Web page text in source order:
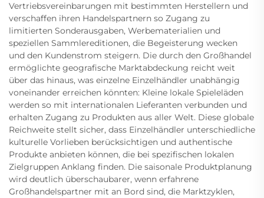
Vertriebsvereinbarungen mit bestimmten Herstellern und
verschaffen ihren Handelspartnern so Zugang zu
limitierten Sonderausgaben, Werbematerialien und
speziellen Sammlereditionen, die Begeisterung wecken
und den Kundenstrom steigern. Die durch den Großhandel
ermöglichte geografische Marktabdeckung reicht weit
über das hinaus, was einzelne Einzelhändler unabhängig
voneinander erreichen könnten: Kleine lokale Spieleläden
werden so mit internationalen Lieferanten verbunden und
erhalten Zugang zu Produkten aus aller Welt. Diese globale
Reichweite stellt sicher, dass Einzelhändler unterschiedliche
kulturelle Vorlieben berücksichtigen und authentische
Produkte anbieten können, die bei spezifischen lokalen
Zielgruppen Anklang finden. Die saisonale Produktplanung
wird deutlich überschaubarer, wenn erfahrene
Großhandelspartner mit an Bord sind, die Marktzyklen,